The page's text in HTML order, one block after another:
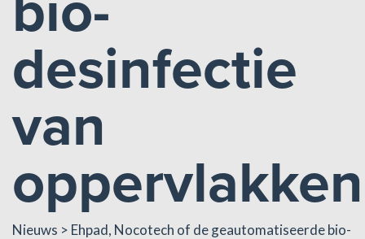
desinfectie
van
oppervlakken
Nieuws > Ehpad, Nocotech of de geautomatiseerde bio-